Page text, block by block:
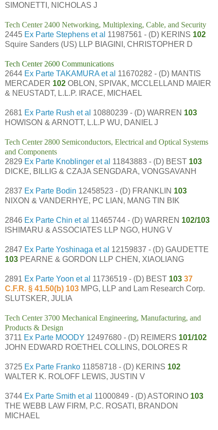
SIMONETTI, NICHOLAS J
Tech Center 2400 Networking, Multiplexing, Cable, and Security
2445 Ex Parte Stephens et al 11987561 - (D) KERINS 102
Squire Sanders (US) LLP BIAGINI, CHRISTOPHER D
Tech Center 2600 Communications
2644 Ex Parte TAKAMURA et al 11670282 - (D) MANTIS
MERCADER 102 OBLON, SPIVAK, MCCLELLAND MAIER
& NEUSTADT, L.L.P. IRACE, MICHAEL
2681 Ex Parte Rush et al 10880239 - (D) WARREN 103
HOWISON & ARNOTT, L.L.P WU, DANIEL J
Tech Center 2800 Semiconductors, Electrical and Optical Systems
and Components
2829 Ex Parte Knoblinger et al 11843883 - (D) BEST 103
DICKE, BILLIG & CZAJA SENGDARA, VONGSAVANH
2837 Ex Parte Bodin 12458523 - (D) FRANKLIN 103
NIXON & VANDERHYE, PC LIAN, MANG TIN BIK
2846 Ex Parte Chin et al 11465744 - (D) WARREN 102/103
ISHIMARU & ASSOCIATES LLP NGO, HUNG V
2847 Ex Parte Yoshinaga et al 12159837 - (D) GAUDETTE
103 PEARNE & GORDON LLP CHEN, XIAOLIANG
2891 Ex Parte Yoon et al 11736519 - (D) BEST 103 37
C.F.R. § 41.50(b) 103 MPG, LLP and Lam Research Corp.
SLUTSKER, JULIA
Tech Center 3700 Mechanical Engineering, Manufacturing, and
Products & Design
3711 Ex Parte MOODY 12497680 - (D) REIMERS 101/102
JOHN EDWARD ROETHEL COLLINS, DOLORES R
3725 Ex Parte Franko 11858718 - (D) KERINS 102
WALTER K. ROLOFF LEWIS, JUSTIN V
3744 Ex Parte Smith et al 11000849 - (D) ASTORINO 103
THE WEBB LAW FIRM, P.C. ROSATI, BRANDON
MICHAEL